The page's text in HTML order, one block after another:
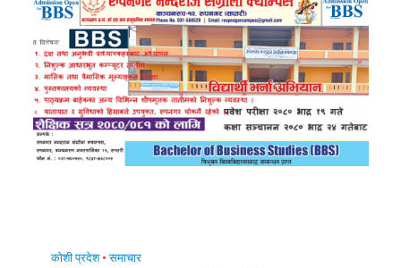
कोशी प्रदेश • समाचार